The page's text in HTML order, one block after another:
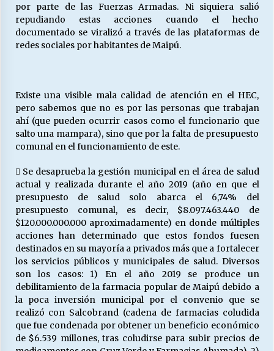
por parte de las Fuerzas Armadas. Ni siquiera salió
repudiando estas acciones cuando el hecho
documentado se viralizó a través de las plataformas de
redes sociales por habitantes de Maipú.
Existe una visible mala calidad de atención en el HEC,
pero sabemos que no es por las personas que trabajan
ahí (que pueden ocurrir casos como el funcionario que
salto una mampara), sino que por la falta de presupuesto
comunal en el funcionamiento de este.
 Se desaprueba la gestión municipal en el área de salud
actual y realizada durante el año 2019 (año en que el
presupuesto de salud solo abarca el 6,74% del
presupuesto comunal, es decir, $8.097.463.440 de
$120.000.000.000 aproximadamente) en donde múltiples
acciones han determinado que estos fondos fuesen
destinados en su mayoría a privados más que a fortalecer
los servicios públicos y municipales de salud. Diversos
son los casos: 1) En el año 2019 se produce un
debilitamiento de la farmacia popular de Maipú debido a
la poca inversión municipal por el convenio que se
realizó con Salcobrand (cadena de farmacias coludida
que fue condenada por obtener un beneficio económico
de $6.539 millones, tras coludirse para subir precios de